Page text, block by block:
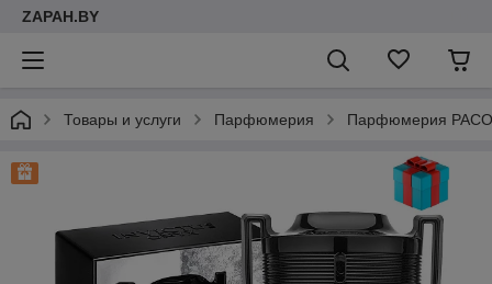
ZAPAH.BY
Товары и услуги Парфюмерия Парфюмерия